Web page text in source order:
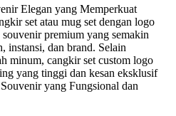
Elegan yang Memperkuat
set atau mug set dengan logo
premium yang semakin
instansi, dan brand. Selain
minum, cangkir set custom logo
yang tinggi dan kesan eksklusif
yang Fungsional dan